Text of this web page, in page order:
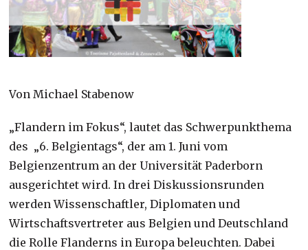
Von Michael Stabenow
„Flandern im Fokus“, lautet das Schwerpunkthema
des „6. Belgientags“, der am 1. Juni vom
Belgienzentrum an der Universität Paderborn
ausgerichtet wird. In drei Diskussionsrunden
werden Wissenschaftler, Diplomaten und
Wirtschaftsvertreter aus Belgien und Deutschland
die Rolle Flanderns in Europa beleuchten. Dabei